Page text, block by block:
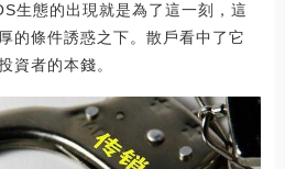
生態的出現就是為了這一刻，這
的條件誘惑之下。散戶看中了它
資者的本錢。